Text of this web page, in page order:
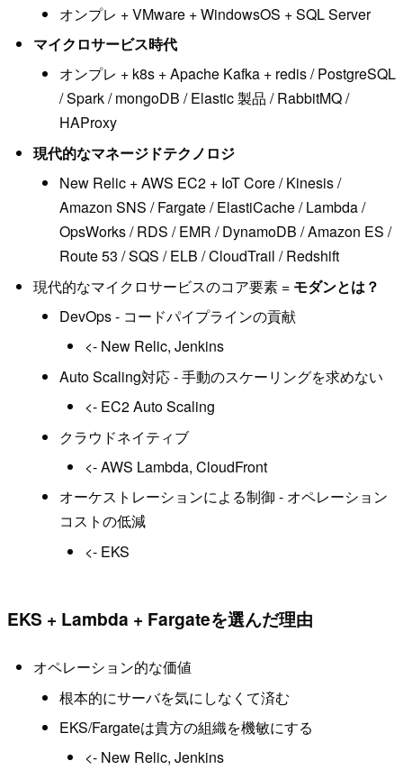
オンプレ + VMware + WindowsOS + SQL Server
マイクロサービス時代
オンプレ + k8s + Apache Kafka + redis / PostgreSQL
/ Spark / mongoDB / Elastic 製品 / RabbitMQ /
HAProxy
現代的なマネージドテクノロジ
New Relic + AWS EC2 + IoT Core / Kinesis /
Amazon SNS / Fargate / ElastiCache / Lambda /
OpsWorks / RDS / EMR / DynamoDB / Amazon ES /
Route 53 / SQS / ELB / CloudTrail / Redshift
現代的なマイクロサービスのコア要素 = モダンとは？
DevOps - コードパイプラインの貢献
<- New Relic, Jenkins
Auto Scaling対応 - 手動のスケーリングを求めない
<- EC2 Auto Scaling
クラウドネイティブ
<- AWS Lambda, CloudFront
オーケストレーションによる制御 - オペレーション
コストの低減
<- EKS
EKS + Lambda + Fargateを選んだ理由
オペレーション的な価値
根本的にサーバを気にしなくて済む
EKS/Fargateは貴方の組織を機敏にする
<- New Relic, Jenkins